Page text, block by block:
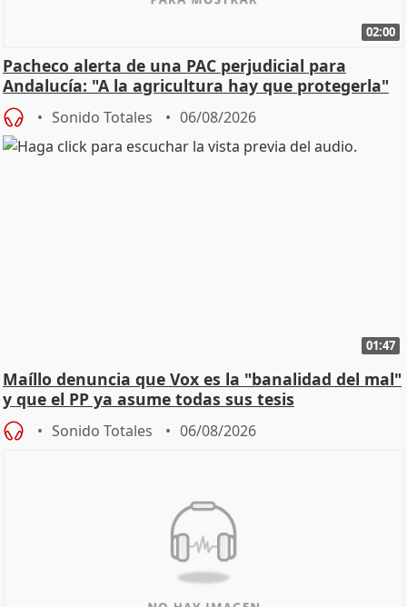
02:00
Pacheco alerta de una PAC perjudicial para
Andalucía: "A la agricultura hay que protegerla"
Sonido Totales 06/08/2026
01:47
Maíllo denuncia que Vox es la "banalidad del mal"
y que el PP ya asume todas sus tesis
Sonido Totales 06/08/2026